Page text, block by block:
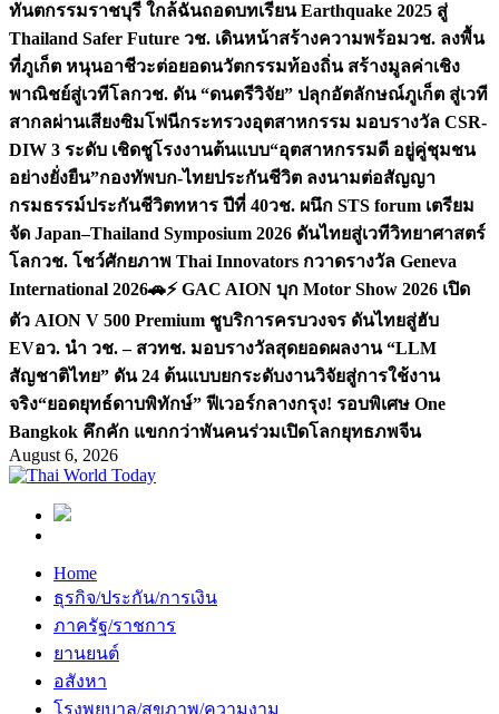
ทันตกรรมราชบุรี ใกล้ฉันถอดบทเรียน Earthquake 2025 สู่
Thailand Safer Future วช. เดินหน้าสร้างความพร้อมวช. ลงพื้น
ที่ภูเก็ต หนุนอาชีวะต่อยอดนวัตกรรมท้องถิ่น สร้างมูลค่าเชิง
พาณิชย์สู่เวทีโลกวช. ดัน “ดนตรีวิจัย” ปลุกอัตลักษณ์ภูเก็ต สู่เวที
สากลผ่านเสียงซิมโฟนีกระทรวงอุตสาหกรรม มอบรางวัล CSR-
DIW 3 ระดับ เชิดชูโรงงานต้นแบบ“อุตสาหกรรมดี อยู่คู่ชุมชน
อย่างยั่งยืน”กองทัพบก-ไทยประกันชีวิต ลงนามต่อสัญญา
กรมธรรม์ประกันชีวิตทหาร ปีที่ 40วช. ผนึก STS forum เตรียม
จัด Japan–Thailand Symposium 2026 ดันไทยสู่เวทีวิทยาศาสตร์
โลกวช. โชว์ศักยภาพ Thai Innovators กวาดรางวัล Geneva
International 2026🚗⚡️ GAC AION บุก Motor Show 2026 เปิด
ตัว AION V 500 Premium ชูบริการครบวงจร ดันไทยสู่ฮับ
EVอว. นำ วช. – สวทช. มอบรางวัลสุดยอดผลงาน “LLM
สัญชาติไทย” ดัน 24 ต้นแบบยกระดับงานวิจัยสู่การใช้งาน
จริง“ยอดยุทธ์ดาบพิทักษ์” ฟีเวอร์กลางกรุง! รอบพิเศษ One
Bangkok คึกคัก แขกกว่าพันคนร่วมเปิดโลกยุทธภพจีน
August 6, 2026
Home
ธุรกิจ/ประกัน/การเงิน
ภาครัฐ/ราชการ
ยานยนต์
อสังหา
โรงพยบาล/สุขภาพ/ความงาม